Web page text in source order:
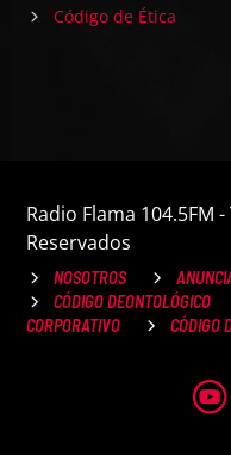
Código de Ética
Radio Flama 104.5FM
Reservados
NOSOTROS
CÓDIGO DEONTOLÓGICO
CORPORATIVO
CÓDIGO